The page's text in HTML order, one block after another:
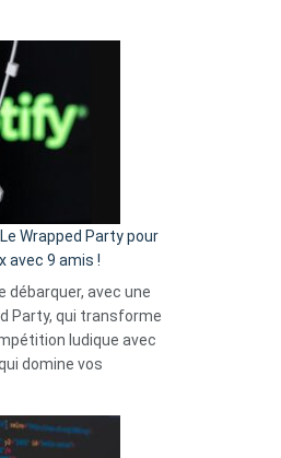
Wrapped Party pour
avec 9 amis !
débarquer, avec une
Party, qui transforme
ludique avec
domine vos